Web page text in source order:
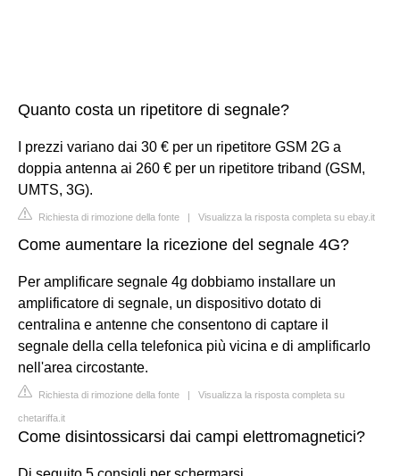
Quanto costa un ripetitore di segnale?
I prezzi variano dai 30 € per un ripetitore GSM 2G a
doppia antenna ai 260 € per un ripetitore triband (GSM,
UMTS, 3G).
Richiesta di rimozione della fonte | Visualizza la risposta completa su ebay.it
Come aumentare la ricezione del segnale 4G?
Per amplificare segnale 4g dobbiamo installare un
amplificatore di segnale, un dispositivo dotato di
centralina e antenne che consentono di captare il
segnale della cella telefonica più vicina e di amplificarlo
nell'area circostante.
Richiesta di rimozione della fonte | Visualizza la risposta completa su
chetariffa.it
Come disintossicarsi dai campi elettromagnetici?